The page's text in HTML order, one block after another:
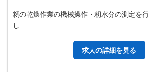
籾の乾燥作業の機械操作・籾水分の測定を
し
求人の詳細を見る